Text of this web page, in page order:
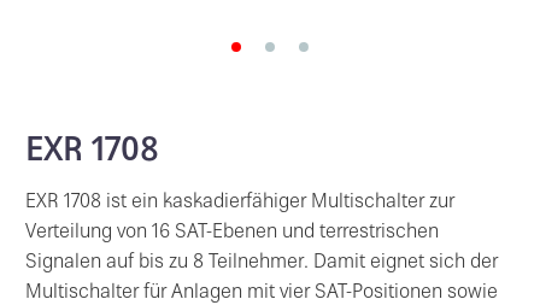
EXR 1708
EXR 1708 ist ein kaskadierfähiger Multischalter zur
Verteilung von 16 SAT-Ebenen und terrestrischen
Signalen auf bis zu 8 Teilnehmer. Damit eignet sich der
Multischalter für Anlagen mit vier SAT-Positionen sowie